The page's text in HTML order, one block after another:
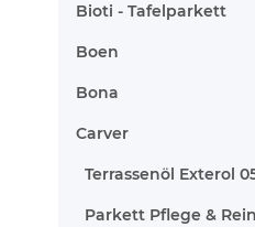
Bioti - Tafelparkett
Boen
Bona
Carver
Terrassenöl Exterol
Parkett Pflege &